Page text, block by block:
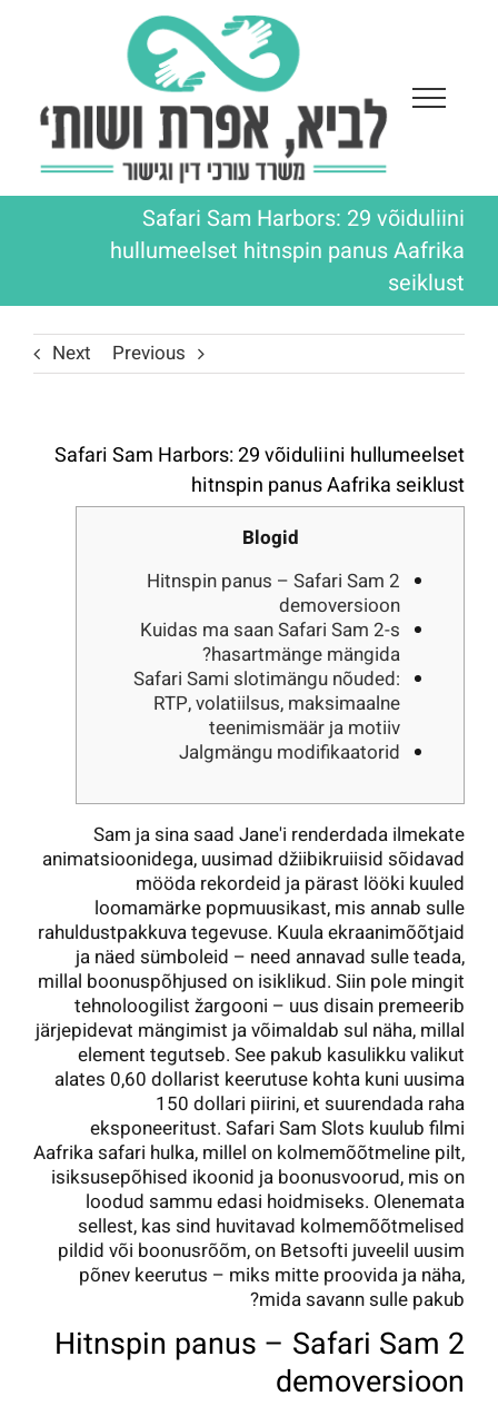
Safari Sam Harbors: 29 võiduliini
hullumeelset hitnspin panus Aafrika
seiklust
Previous
Next
Safari Sam Harbors: 29 võiduliini hullumeelset
hitnspin panus Aafrika seiklust
Blogid
Hitnspin panus – Safari Sam 2
demoversioon
Kuidas ma saan Safari Sam 2-s
hasartmänge mängida?
Safari Sami slotimängu nõuded:
RTP, volatiilsus, maksimaalne
teenimismäär ja motiiv
Jalgmängu modifikaatorid
Sam ja sina saad Jane'i renderdada ilmekate
animatsioonidega, uusimad džiibikruiisid sõidavad
mööda rekordeid ja pärast lööki kuuled
loomamärke popmuusikast, mis annab sulle
rahuldustpakkuva tegevuse. Kuula ekraanimõõtjaid
ja näed sümboleid – need annavad sulle teada,
millal boonuspõhjused on isiklikud. Siin pole mingit
tehnoloogilist žargooni – uus disain premeerib
järjepidevat mängimist ja võimaldab sul näha, millal
element tegutseb. See pakub kasulikku valikut
alates 0,60 dollarist keerutuse kohta kuni uusima
150 dollari piirini, et suurendada raha
eksponeeritust. Safari Sam Slots kuulub filmi
Aafrika safari hulka, millel on kolmemõõtmeline pilt,
isiksusepõhised ikoonid ja boonusvoorud, mis on
loodud sammu edasi hoidmiseks. Olenemata
sellest, kas sind huvitavad kolmemõõtmelised
pildid või boonusrõõm, on Betsofti juveelil uusim
põnev keerutus – miks mitte proovida ja näha,
mida savann sulle pakub?
Hitnspin panus – Safari Sam 2
demoversioon